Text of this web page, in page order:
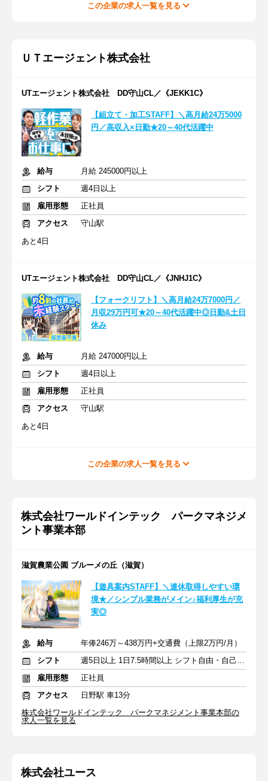
この企業の求人一覧を見る
ＵＴエージェント株式会社
UTエージェント株式会社 DD守山CL／《JEKK1C》
【組立て・加工STAFF】＼高月給24万5000
円／高収入×日勤★20～40代活躍中
給与
月給 245000円以上
シフト
週4日以上
雇用形態
正社員
アクセス
守山駅
あと4日
UTエージェント株式会社 DD守山CL／《JNHJ1C》
【フォークリフト】＼高月給24万7000円／
月収29万円可★20～40代活躍中◎日勤&土日
休み
給与
月給 247000円以上
シフト
週4日以上
雇用形態
正社員
アクセス
守山駅
あと4日
この企業の求人一覧を見る
株式会社ワールドインテック パークマネジメ
ント事業本部
滋賀農業公園 ブルーメの丘（滋賀）
【遊具案内STAFF】＼連休取得しやすい環
境★／シンプル業務がメイン♪福利厚生が充
実◎
給与
年俸246万～438万円+交通費（上限2万円/月）
シフト
週5日以上 1日7.5時間以上 シフト自由・自己申告
雇用形態
正社員
アクセス
日野駅 車13分
株式会社ワールドインテック パークマネジメント事業本部の
求人一覧を見る
株式会社ユース